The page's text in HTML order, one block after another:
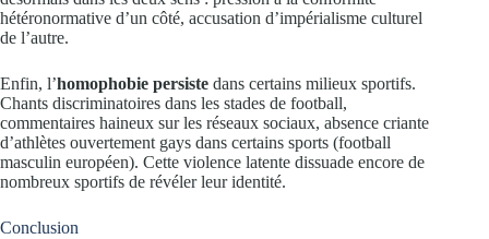
hétéronormative d’un côté, accusation d’impérialisme culturel
de l’autre.
Enfin, l’homophobie persiste dans certains milieux sportifs.
Chants discriminatoires dans les stades de football,
commentaires haineux sur les réseaux sociaux, absence criante
d’athlètes ouvertement gays dans certains sports (football
masculin européen). Cette violence latente dissuade encore de
nombreux sportifs de révéler leur identité.
Conclusion